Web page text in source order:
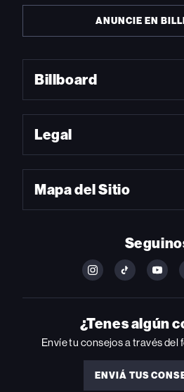
ANUNCIE EN
Billboard
Legal
Mapa del Sitio
FOLLOW
ON
INSTAGRAM
FOLLOW
ON
YOUTUBE
ON
¿Tenes algún
Envíe tu consejos a través del
ENVIÁ TUS
ENVIÁ